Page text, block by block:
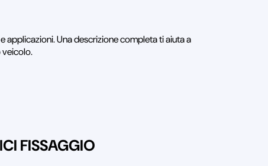
Una descrizione completa ti aiuta a
veicolo.
FISSAGGIO